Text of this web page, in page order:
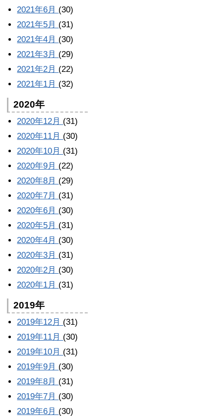
2021年6月 (30)
2021年5月 (31)
2021年4月 (30)
2021年3月 (29)
2021年2月 (22)
2021年1月 (32)
2020年
2020年12月 (31)
2020年11月 (30)
2020年10月 (31)
2020年9月 (22)
2020年8月 (29)
2020年7月 (31)
2020年6月 (30)
2020年5月 (31)
2020年4月 (30)
2020年3月 (31)
2020年2月 (30)
2020年1月 (31)
2019年
2019年12月 (31)
2019年11月 (30)
2019年10月 (31)
2019年9月 (30)
2019年8月 (31)
2019年7月 (30)
2019年6月 (30)